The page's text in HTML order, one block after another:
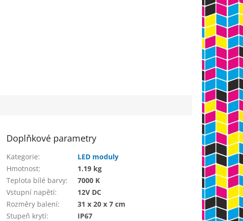
Doplňkové parametry
Kategorie:
LED moduly
Hmotnost:
1.19 kg
Teplota bílé barvy:
7000 K
Vstupní napětí:
12V DC
Rozměry balení:
31 x 20 x 7 cm
Stupeň krytí: IP67